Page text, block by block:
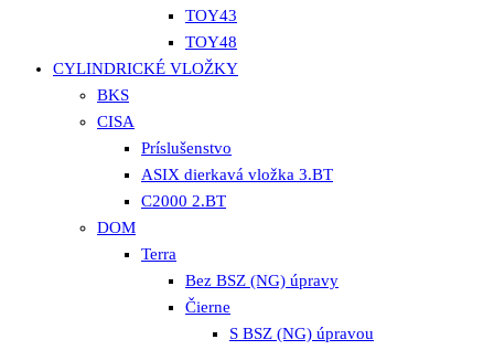
TOY43
TOY48
CYLINDRICKÉ VLOŽKY
BKS
CISA
Príslušenstvo
ASIX dierkavá vložka 3.BT
C2000 2.BT
DOM
Terra
Bez BSZ (NG) úpravy
Čierne
S BSZ (NG) úpravou